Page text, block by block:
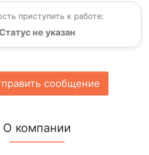
приступить к работе:
Статус не указан
сообщение
О компании